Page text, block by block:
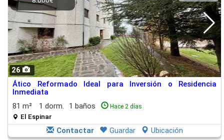
26
Ático Reformado Ideal para Inversión o Residencia
Inmediata
81 m²
1 dorm. 1 baños Hace 2 días
El Espinar
Contactar Guardar Ubicación